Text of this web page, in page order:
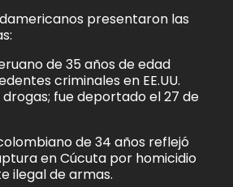
presentaron las
de 35 años de edad
criminales en EE.UU.
fue deportado el 27 de
de 34 años reflejó
en Cúcuta por homicidio
ilegal de armas.